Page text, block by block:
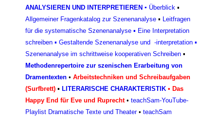
ANALYSIEREN UND INTERPRETIEREN ▪ Überblick ▪
Allgemeiner Fragenkatalog zur Szenenanalyse ▪ Leitfragen
für die systematische Szenenanalyse ▪ Eine Interpretation
schreiben ▪ Gestaltende Szenenanalyse und -interpretation ▪
Szenenanalyse im schrittweise kooperativen Schreiben ▪
Methodenrepertoire zur szenischen Erarbeitung von
Dramentexten • Arbeitstechniken und Schreibaufgaben
(Surfbrett) ▪ LITERARISCHE CHARAKTERISTIK • Das
Happy End für Eve und Ruprecht • teachSam-YouTube-
Playlist Dramatische Texte und Theater• teachSam